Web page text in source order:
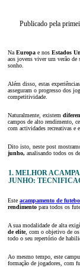
Publicado pela
Na Europa e nos Estados
aos jovens viver um verão de
sonho.
Além disso, estas
asseguram o progresso dos
competitividade.
Naturalmente, existem
campos de alto rendimento,
com actividades recreativas e
Dito isto, neste post
junho, analisando todos os
1. MELHOR
JUNHO:
Este acampamento de
rendimento para todos os
A sua modalidade de alta
de elite, com o objetivo de
todo o seu repertório de
Ao mesmo tempo, este
formação de jogadores, com